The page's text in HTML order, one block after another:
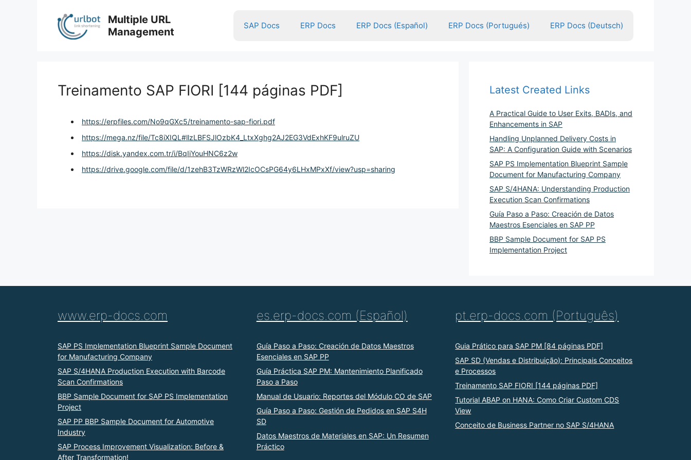
Multiple URL
Management
SAP Docs ERP Docs ERP Docs (Español) ERP Docs (Portugués) ERP Docs (Deutsch)
Treinamento SAP FIORI [144 páginas PDF]
https://erpfiles.com/No9qGXc5/treinamento-sap-fiori.pdf
https://mega.nz/file/Tc8iXIQL#llzLBFSJlOzbK4_LtxXghg2AJ2EG3VdExhKF9ulruZU
https://disk.yandex.com.tr/i/BqIiYouHNC6z2w
https://drive.google.com/file/d/1zehB3TzWRzWl2IcOCsPG64y6LHxMPxXf/view?usp=sharing
Latest Created Links
A Practical Guide to User Exits, BADIs, and
Enhancements in SAP
Handling Unplanned Delivery Costs in
SAP: A Configuration Guide with Scenarios
SAP PS Implementation Blueprint Sample
Document for Manufacturing Company
SAP S/4HANA: Understanding Production
Execution Scan Confirmations
Guía Paso a Paso: Creación de Datos
Maestros Esenciales en SAP PP
BBP Sample Document for SAP PS
Implementation Project
www.erp-docs.com
SAP PS Implementation Blueprint Sample Document
for Manufacturing Company
SAP S/4HANA Production Execution with Barcode
Scan Confirmations
BBP Sample Document for SAP PS Implementation
Project
SAP PP BBP Sample Document for Automotive
Industry
SAP Process Improvement Visualization: Before &
After Transformation!
es.erp-docs.com (Español)
Guía Paso a Paso: Creación de Datos Maestros
Esenciales en SAP PP
Guía Práctica SAP PM: Mantenimiento Planificado
Paso a Paso
Manual de Usuario: Reportes del Módulo CO de SAP
Guía Paso a Paso: Gestión de Pedidos en SAP S4H
SD
Datos Maestros de Materiales en SAP: Un Resumen
Práctico
pt.erp-docs.com (Português)
Guia Prático para SAP PM [84 páginas PDF]
SAP SD (Vendas e Distribuição): Principais Conceitos
e Processos
Treinamento SAP FIORI [144 páginas PDF]
Tutorial ABAP on HANA: Como Criar Custom CDS
View
Conceito de Business Partner no SAP S/4HANA